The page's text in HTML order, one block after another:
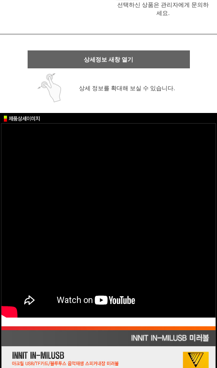
선택하신 상품은 관리자에게 문의하
세요.
상세정보 새창 열기
상세 정보를 확대해 보실 수 있습니다.